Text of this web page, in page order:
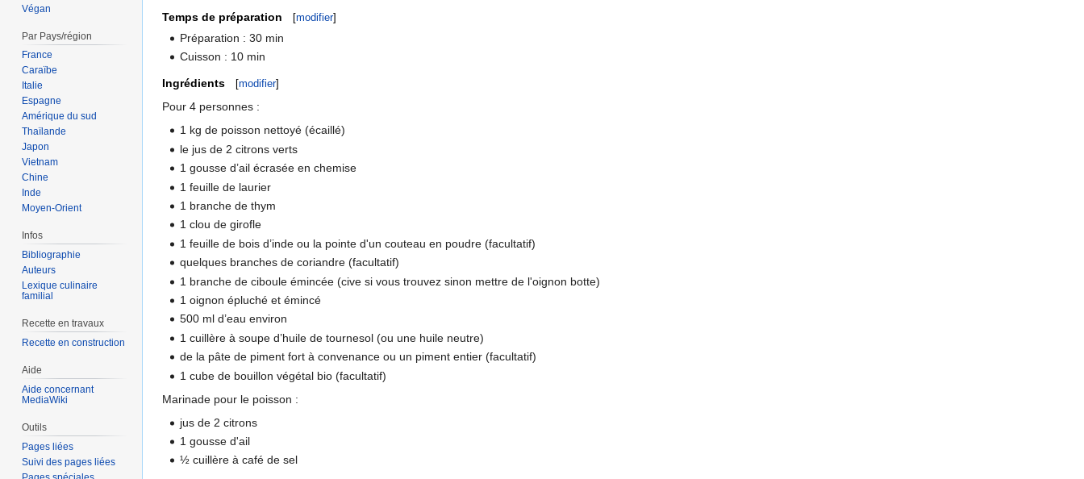
Temps de préparation [modifier]
Préparation : 30 min
Cuisson : 10 min
Ingrédients [modifier]
Pour 4 personnes :
1 kg de poisson nettoyé (écaillé)
le jus de 2 citrons verts
1 gousse d’ail écrasée en chemise
1 feuille de laurier
1 branche de thym
1 clou de girofle
1 feuille de bois d’inde ou la pointe d'un couteau en poudre (facultatif)
quelques branches de coriandre (facultatif)
1 branche de ciboule émincée (cive si vous trouvez sinon mettre de l'oignon botte)
1 oignon épluché et émincé
500 ml d’eau environ
1 cuillère à soupe d’huile de tournesol (ou une huile neutre)
de la pâte de piment fort à convenance ou un piment entier (facultatif)
1 cube de bouillon végétal bio (facultatif)
Marinade pour le poisson :
jus de 2 citrons
1 gousse d'ail
½ cuillère à café de sel
Végan
Par Pays/région
France
Caraïbe
Italie
Espagne
Amérique du sud
Thaïlande
Japon
Vietnam
Chine
Inde
Moyen-Orient
Infos
Bibliographie
Auteurs
Lexique culinaire
familial
Recette en travaux
Recette en construction
Aide
Aide concernant
MediaWiki
Outils
Pages liées
Suivi des pages liées